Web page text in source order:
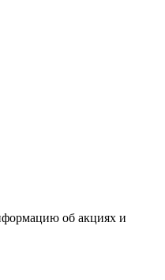
об акциях и